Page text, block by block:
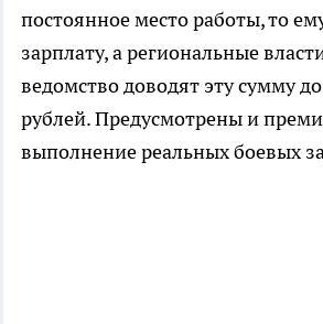
постоянное место работы, то
зарплату, а региональные
ведомство доводят эту сумму
рублей. Предусмотрены и
выполнение реальных боевых